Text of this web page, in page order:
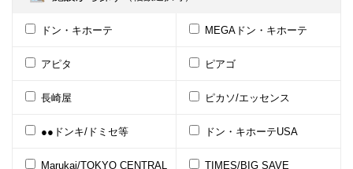
ドン・キホーテ MEGAドン・キホーテ
アピタ ピアゴ
長崎屋 ピカソ/エッセンス
●●ドンキ/ドミセ等 ドン・キホーテUSA
Marukai/TOKYO CENTRAL TIMES/BIG SAVE